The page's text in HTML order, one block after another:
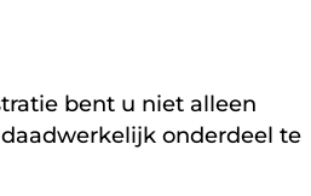
bent u niet alleen
onderdeel te